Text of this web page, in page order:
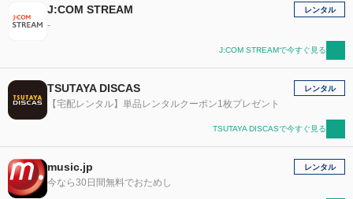
J:COM STREAM
-
レンタル
J:COM STREAMで今すぐ見る
TSUTAYA DISCAS
【宅配レンタル】単品レンタルクーポン1枚プレゼント
レンタル
TSUTAYA DISCASで今すぐ見る
music.jp
今なら30日間無料でおためし
レンタル